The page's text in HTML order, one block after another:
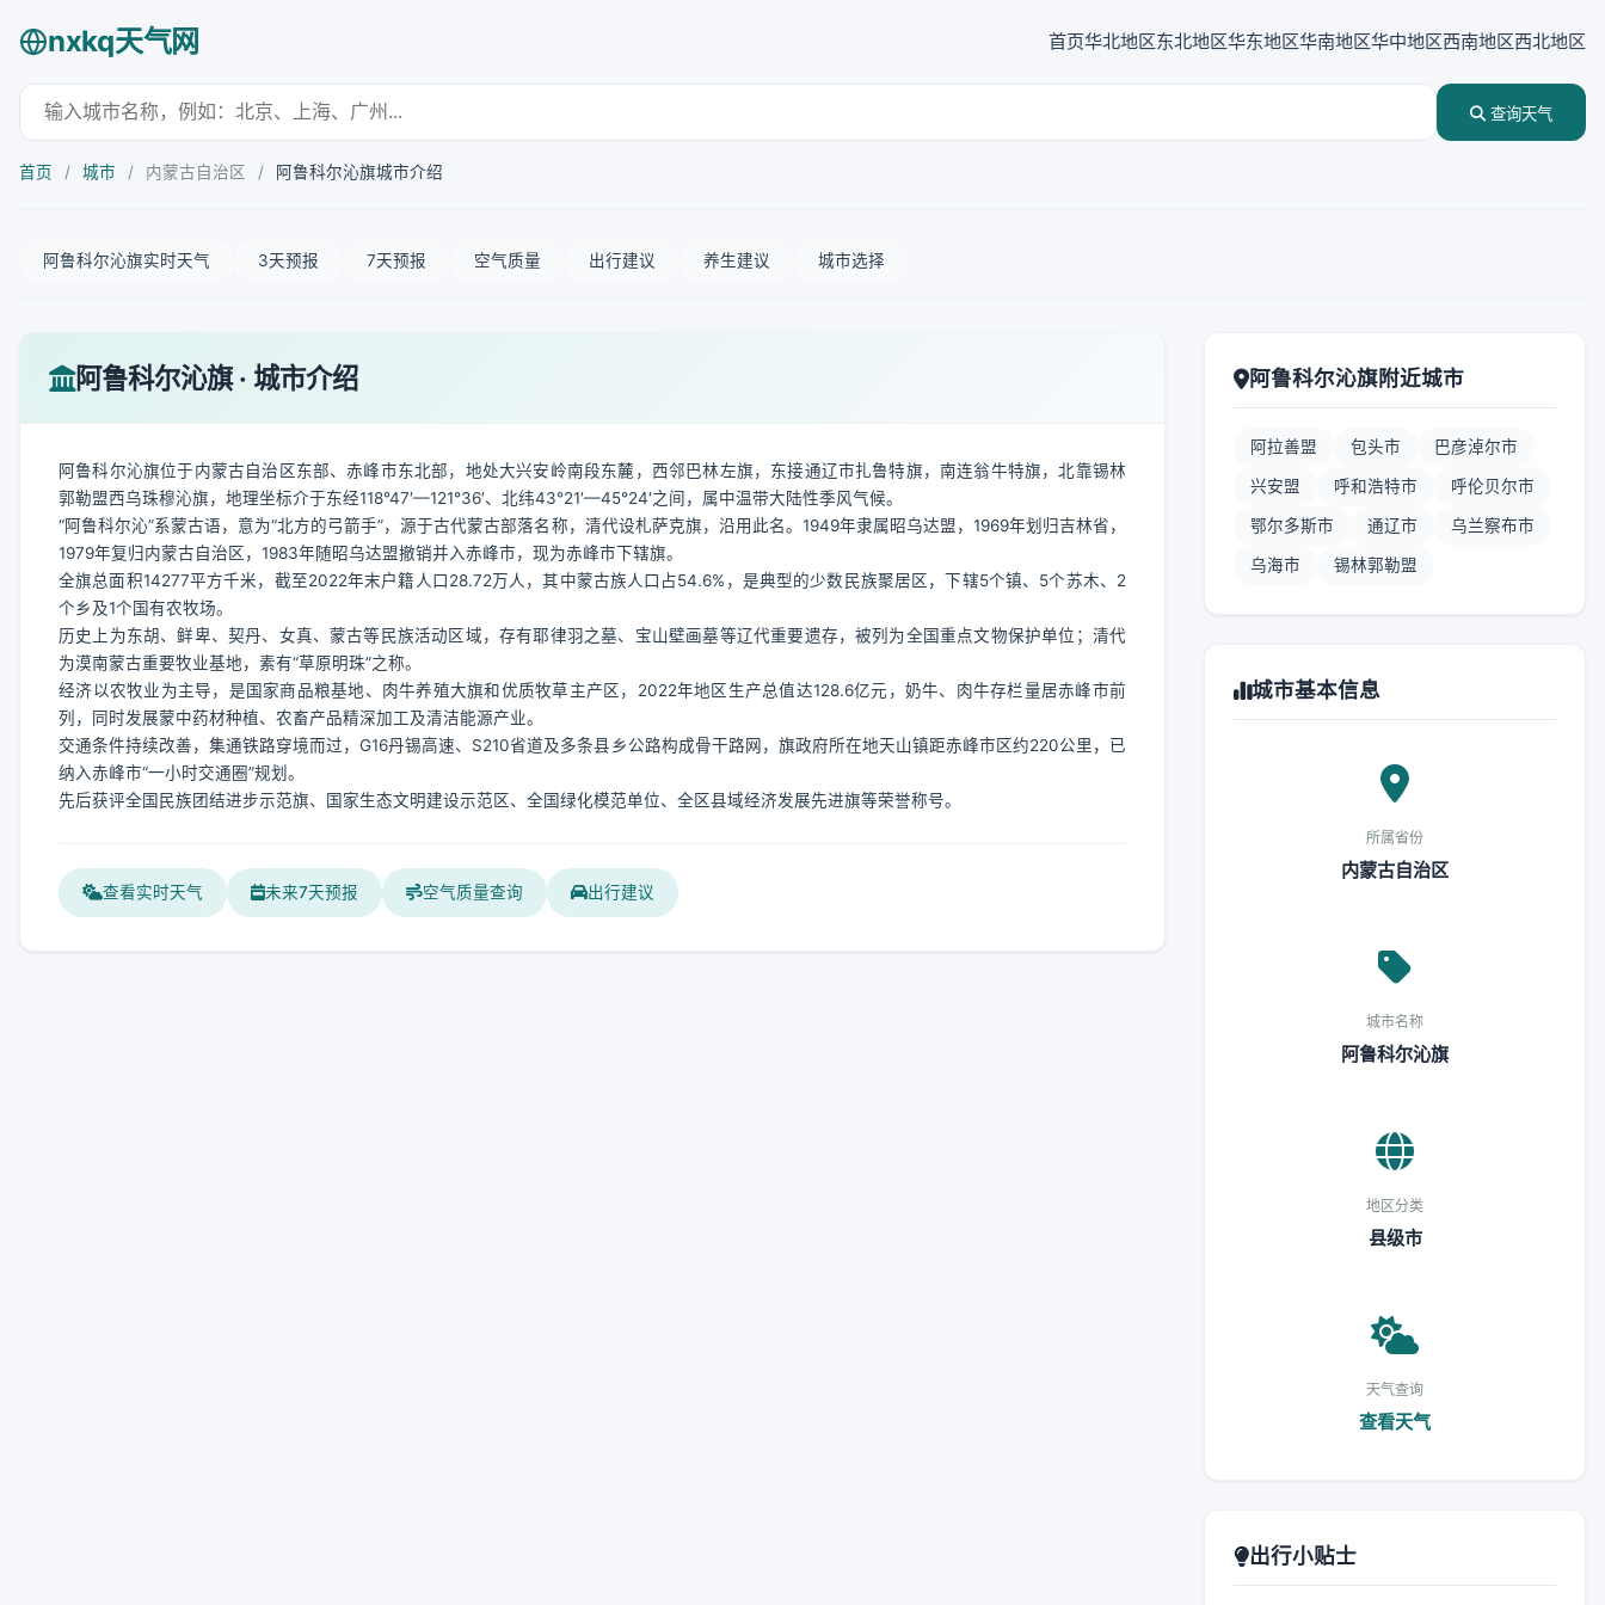
nxkq天气网 首页华北地区东北地区华东地区华南地区华中地区西南地区西北地区
查询天气
首页 / 城市 / 内蒙古自治区 / 阿鲁科尔沁旗城市介绍
阿鲁科尔沁旗实时天气 3天预报 7天预报 空气质量 出行建议 养生建议 城市选择
阿鲁科尔沁旗 · 城市介绍
阿鲁科尔沁旗位于内蒙古自治区东部、赤峰市东北部，地处大兴安岭南段东麓，西邻巴林左旗，东接通辽市扎鲁特旗，南连翁牛特旗，北靠锡林
郭勒盟西乌珠穆沁旗，地理坐标介于东经118°47′—121°36′、北纬43°21′—45°24′之间，属中温带大陆性季风气候。
“阿鲁科尔沁”系蒙古语，意为“北方的弓箭手”，源于古代蒙古部落名称，清代设札萨克旗，沿用此名。1949年隶属昭乌达盟，1969年划归吉林省，
1979年复归内蒙古自治区，1983年随昭乌达盟撤销并入赤峰市，现为赤峰市下辖旗。
全旗总面积14277平方千米，截至2022年末户籍人口28.72万人，其中蒙古族人口占54.6%，是典型的少数民族聚居区，下辖5个镇、5个苏木、2
个乡及1个国有农牧场。
历史上为东胡、鲜卑、契丹、女真、蒙古等民族活动区域，存有耶律羽之墓、宝山壁画墓等辽代重要遗存，被列为全国重点文物保护单位；清代
为漠南蒙古重要牧业基地，素有“草原明珠”之称。
经济以农牧业为主导，是国家商品粮基地、肉牛养殖大旗和优质牧草主产区，2022年地区生产总值达128.6亿元，奶牛、肉牛存栏量居赤峰市前
列，同时发展蒙中药材种植、农畜产品精深加工及清洁能源产业。
交通条件持续改善，集通铁路穿境而过，G16丹锡高速、S210省道及多条县乡公路构成骨干路网，旗政府所在地天山镇距赤峰市区约220公里，已
纳入赤峰市“一小时交通圈”规划。
先后获评全国民族团结进步示范旗、国家生态文明建设示范区、全国绿化模范单位、全区县域经济发展先进旗等荣誉称号。
查看实时天气 未来7天预报 空气质量查询 出行建议
阿鲁科尔沁旗附近城市
阿拉善盟 包头市 巴彦淖尔市
兴安盟 呼和浩特市 呼伦贝尔市
鄂尔多斯市 通辽市 乌兰察布市
乌海市 锡林郭勒盟
城市基本信息
所属省份
内蒙古自治区
城市名称
阿鲁科尔沁旗
地区分类
县级市
天气查询
查看天气
出行小贴士